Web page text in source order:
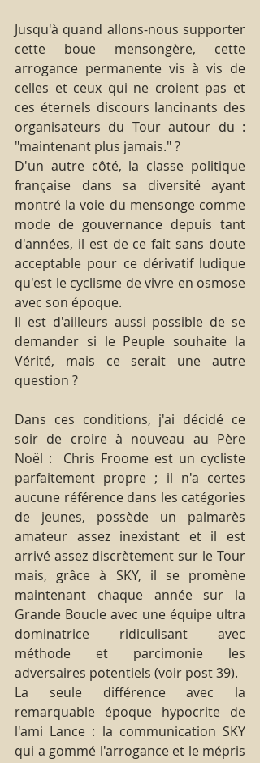
Jusqu'à quand allons-nous supporter
cette boue mensongère, cette
arrogance permanente vis à vis de
celles et ceux qui ne croient pas et
ces éternels discours lancinants des
organisateurs du Tour autour du :
"maintenant plus jamais." ?
D'un autre côté, la classe politique
française dans sa diversité ayant
montré la voie du mensonge comme
mode de gouvernance depuis tant
d'années, il est de ce fait sans doute
acceptable pour ce dérivatif ludique
qu'est le cyclisme de vivre en osmose
avec son époque.
Il est d'ailleurs aussi possible de se
demander si le Peuple souhaite la
Vérité, mais ce serait une autre
question ?
Dans ces conditions, j'ai décidé ce
soir de croire à nouveau au Père
Noël :  Chris Froome est un cycliste
parfaitement propre ; il n'a certes
aucune référence dans les catégories
de jeunes, possède un palmarès
amateur assez inexistant et il est
arrivé assez discrètement sur le Tour
mais, grâce à SKY, il se promène
maintenant chaque année sur la
Grande Boucle avec une équipe ultra
dominatrice ridiculisant avec
méthode et parcimonie les
adversaires potentiels (voir post 39).
La seule différence avec la
remarquable époque hypocrite de
l'ami Lance : la communication SKY
qui a gommé l'arrogance et le mépris